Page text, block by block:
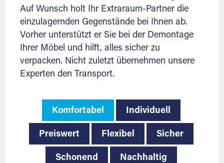
Auf Wunsch holt Ihr Extraraum-Partner die
einzulagernden Gegenstände bei Ihnen ab.
Vorher unterstützt er Sie bei der Demontage
Ihrer Möbel und hilft, alles sicher zu
verpacken. Nicht zuletzt übernehmen unsere
Experten den Transport.
Komfortabel Individuell
Preiswert Flexibel Sicher
Schonend Nachhaltig